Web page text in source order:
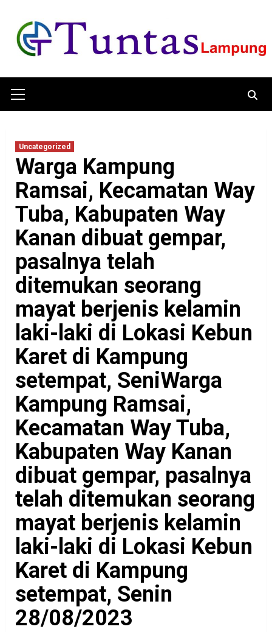
content
Menu
Uncategorized
Warga Kampung
Ramsai, Kecamatan Way
Tuba, Kabupaten Way
Kanan dibuat gempar,
pasalnya telah
ditemukan seorang
mayat berjenis kelamin
laki-laki di Lokasi Kebun
Karet di Kampung
setempat, SeniWarga
Kampung Ramsai,
Kecamatan Way Tuba,
Kabupaten Way Kanan
dibuat gempar, pasalnya
telah ditemukan seorang
mayat berjenis kelamin
laki-laki di Lokasi Kebun
Karet di Kampung
setempat, Senin
28/08/2023